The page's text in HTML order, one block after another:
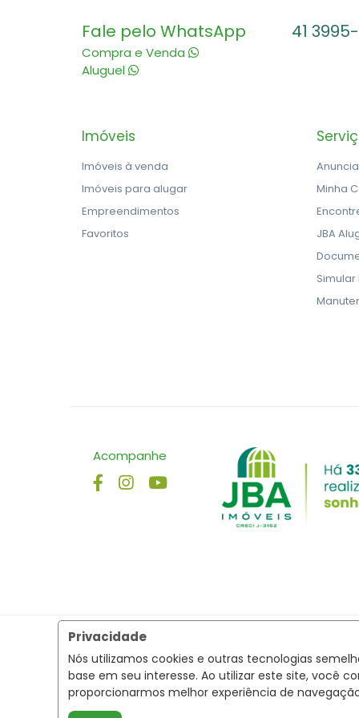
Privacidade
Nós utilizamos cookies e outras tecnologias
base em seu interesse. Ao utilizar este site, você
proporcionarmos melhor experiência de
Fale pelo WhatsApp
Compra e Venda
Aluguel
41
Imóveis
Imóveis à venda
Imóveis para alugar
Empreendimentos
Favoritos
Minha
JBA
Acompanhe